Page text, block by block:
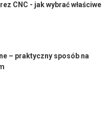
CNC - jak wybrać właściwe
– praktyczny sposób na